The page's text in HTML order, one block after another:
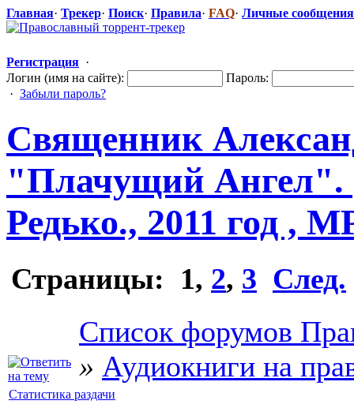
Главная· Трекер· Поиск· Правила· FAQ· Личные сообщения
Регистрация ·
Логин (имя на сайте):
Пароль:
· Забыли пароль?
Священник
"Плачущи​й Ангел".
Редько., 2011 год ,
Страницы: 1, 2, 3 След.
Список форумов
» Аудиокниги на
Статистика раздачи